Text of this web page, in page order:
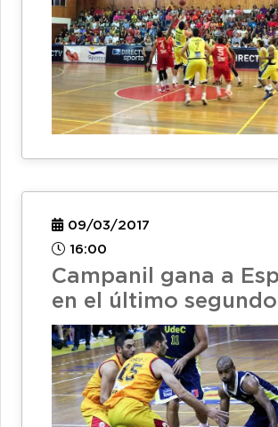
09/03/2017
16:00
Campanil gana a
en el último segundo